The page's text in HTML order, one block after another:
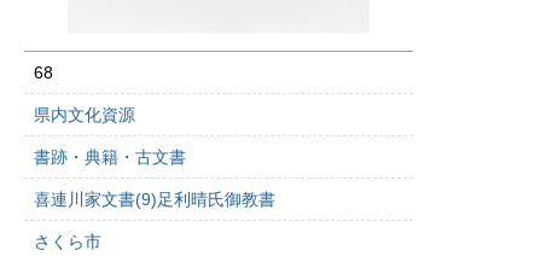
68
県内文化資源
書跡・典籍・古文書
喜連川家文書(9)足利晴氏御教書
さくら市